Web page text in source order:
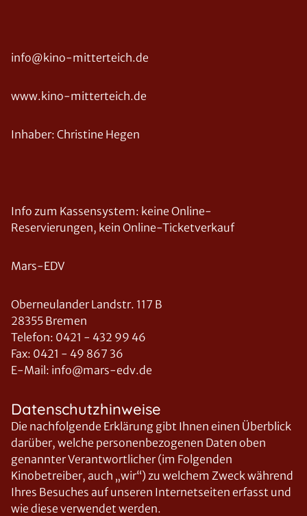
info@kino-mitterteich.de
www.kino-mitterteich.de
Inhaber: Christine Hegen
Info zum Kassensystem: keine Online-
Reservierungen, kein Online-Ticketverkauf
Mars-EDV
Oberneulander Landstr. 117 B
28355 Bremen
Telefon: 0421 - 432 99 46
Fax: 0421 - 49 867 36
E-Mail: info@mars-edv.de
Datenschutzhinweise
Die nachfolgende Erklärung gibt Ihnen einen Überblick
darüber, welche personenbezogenen Daten oben
genannter Verantwortlicher (im Folgenden
Kinobetreiber, auch „wir“) zu welchem Zweck während
Ihres Besuches auf unseren Internetseiten erfasst und
wie diese verwendet werden.